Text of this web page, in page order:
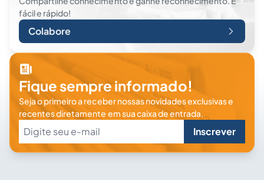
fácil e rápido!
Colabore
Fique sempre informado!
Seja o primeiro a receber nossas novidades exclusivas e
recentes diretamente em sua caixa de entrada.
Inscrever